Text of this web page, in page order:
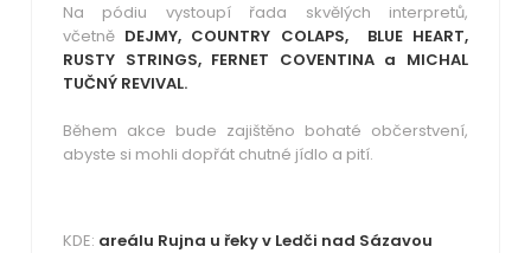
Na pódiu vystoupí řada skvělých interpretů,
včetně DEJMY, COUNTRY COLAPS, BLUE HEART,
RUSTY STRINGS, FERNET COVENTINA a MICHAL
TUČNÝ REVIVAL.
Během akce bude zajištěno bohaté občerstvení,
abyste si mohli dopřát chutné jídlo a pití.
KDE: areálu Rujna u řeky v Ledči nad Sázavou